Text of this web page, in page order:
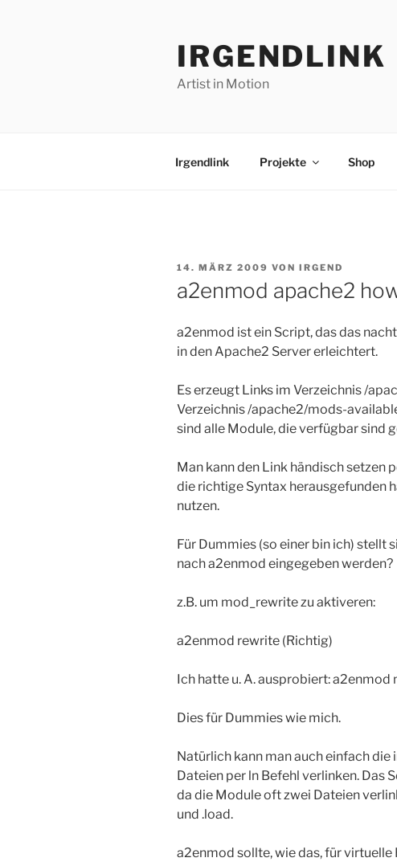
IRGENDLINK
Artist in Motion
Irgendlink Projekte Shop
VERÖFFENTLICHT
AM
14. MÄRZ 2009 VON IRGEND
a2enmod apache2
a2enmod ist ein Script, das das
in den Apache2 Server erleichtert.
Es erzeugt Links im Verzeichnis /
Verzeichnis /apache2/mods-
sind alle Module, die verfügbar sind
Man kann den Link händisch setzen
die richtige Syntax herausgefunden
nutzen.
Für Dummies (so einer bin ich) stellt
nach a2enmod eingegeben werden?
z.B. um mod_rewrite zu aktiveren:
a2enmod rewrite (Richtig)
Ich hatte u. A. ausprobiert: a2enmod
Dies für Dummies wie mich.
Natürlich kann man auch einfach
Dateien per ln Befehl verlinken. Das
da die Module oft zwei Dateien
und .load.
a2enmod sollte, wie das, für